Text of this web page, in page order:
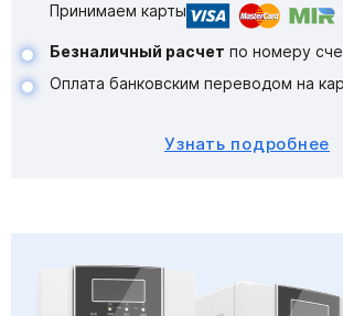
Принимаем карты
Безналичный расчет по номеру
Оплата банковским переводом на
Узнать подробнее